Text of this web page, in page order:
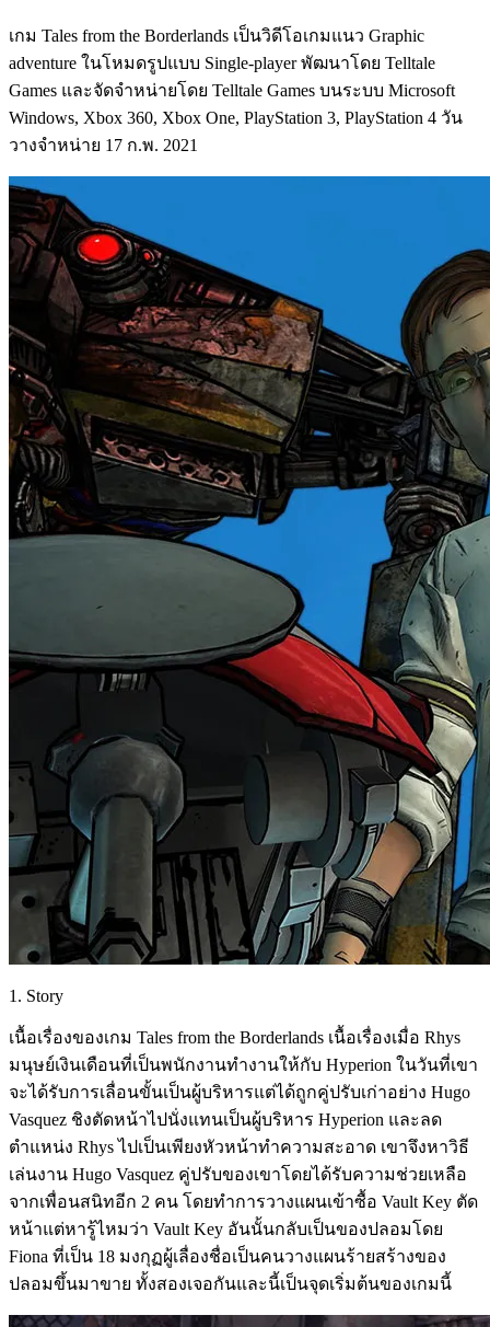
เกม Tales from the Borderlands เป็นวิดีโอเกมแนว Graphic
adventure ในโหมดรูปแบบ Single-player พัฒนาโดย Telltale
Games และจัดจำหน่ายโดย Telltale Games บนระบบ Microsoft
Windows, Xbox 360, Xbox One, PlayStation 3, PlayStation 4 วัน
วางจำหน่าย 17 ก.พ. 2021
1. Story
เนื้อเรื่องของเกม Tales from the Borderlands เนื้อเรื่องเมื่อ Rhys
มนุษย์เงินเดือนที่เป็นพนักงานทำงานให้กับ Hyperion ในวันที่เขา
จะได้รับการเลื่อนขั้นเป็นผู้บริหารแต่ได้ถูกคู่ปรับเก่าอย่าง Hugo
Vasquez ชิงตัดหน้าไปนั่งแทนเป็นผู้บริหาร Hyperion และลด
ตำแหน่ง Rhys ไปเป็นเพียงหัวหน้าทำความสะอาด เขาจึงหาวิธี
เล่นงาน Hugo Vasquez คู่ปรับของเขาโดยได้รับความช่วยเหลือ
จากเพื่อนสนิทอีก 2 คน โดยทำการวางแผนเข้าซื้อ Vault Key ตัด
หน้าแต่หารู้ไหมว่า Vault Key อันนั้นกลับเป็นของปลอมโดย
Fiona ที่เป็น 18 มงกุฏผู้เลื่องชื่อเป็นคนวางแผนร้ายสร้างของ
ปลอมขึ้นมาขาย ทั้งสองเจอกันและนี้เป็นจุดเริ่มต้นของเกมนี้